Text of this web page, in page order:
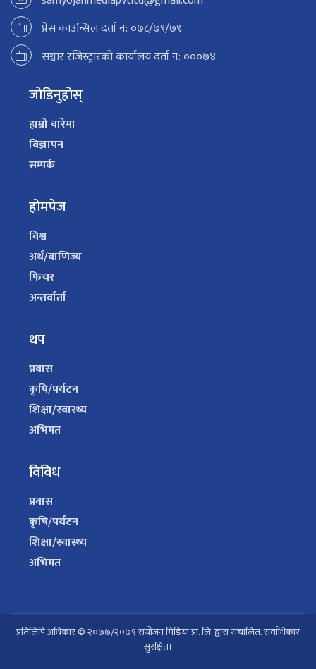
प्रेस काउन्सिल दर्ता न: ०७८/७९/७९
सञ्चार रजिस्ट्रारको कार्यालय दर्ता न: ०००७४
जोडिनुहोस्
हाम्रो बारेमा
विज्ञापन
सम्पर्क
होमपेज
विश्व
अर्थ/वाणिज्य
फिचर
अन्तर्वार्ता
थप
प्रवास
कृषि/पर्यटन
शिक्षा/स्वास्थ्य
अभिमत
विविध
प्रवास
कृषि/पर्यटन
शिक्षा/स्वास्थ्य
अभिमत
प्रतिलिपि अधिकार © २०७७/२०७९ संयोजन मिडिया प्रा. लि. द्वारा संचालित. सर्वाधिकार
सुरक्षित।